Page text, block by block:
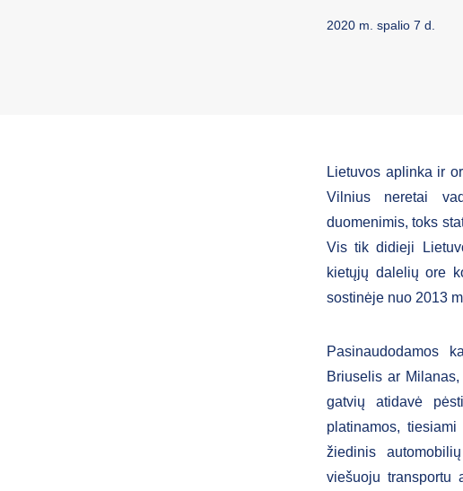
2020 m. spalio 7 d.
Lietuvos aplinka ir
Vilnius neretai
duomenimis, toks
Vis tik didieji
kietųjų dalelių ore
sostinėje nuo 2013
Pasinaudodamos
Briuselis ar
gatvių atidavė
platinamos,
žiedinis
viešuoju transportu